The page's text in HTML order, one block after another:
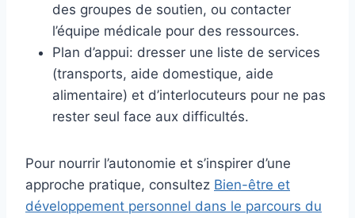
des groupes de soutien, ou contacter
l’équipe médicale pour des ressources.
Plan d’appui: dresser une liste de services
(transports, aide domestique, aide
alimentaire) et d’interlocuteurs pour ne pas
rester seul face aux difficultés.
Pour nourrir l’autonomie et s’inspirer d’une
approche pratique, consultez Bien-être et
développement personnel dans le parcours du